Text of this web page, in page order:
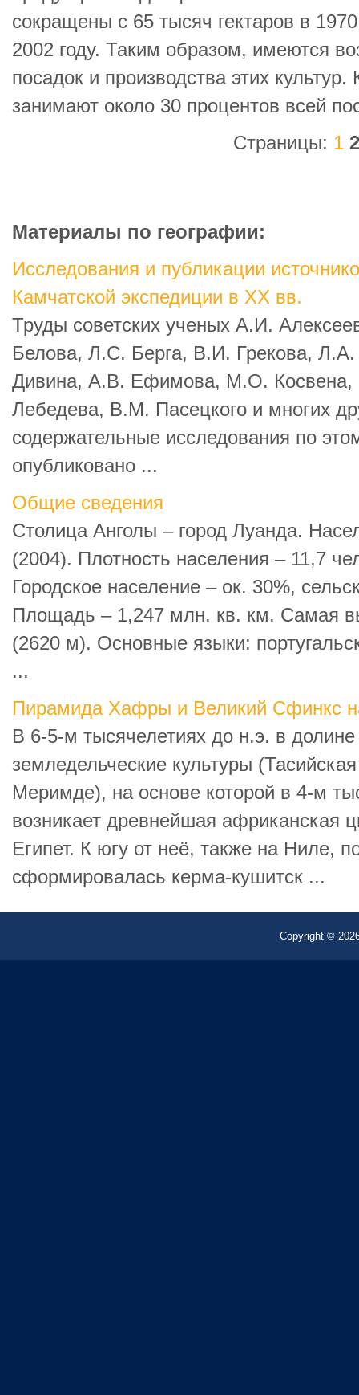
сокращены с 65 тысяч гектаров в
2002 году. Таким образом, имеются
посадок и производства этих
занимают около 30 процентов всей
Страницы: 1 2
Материалы по географии:
Исследования и публикации
Камчатской экспедиции в XX вв.
Труды советских ученых А.И.
Белова, Л.С. Берга, В.И. Грекова, Л.А.
Дивина, А.В. Ефимова, М.О. Косвена,
Лебедева, В.М. Пасецкого и многих
содержательные исследования по
опубликовано ...
Общие сведения
Столица Анголы – город Луанда.
(2004). Плотность населения – 11,7
Городское население – ок. 30%,
Площадь – 1,247 млн. кв. км. Самая
(2620 м). Основные языки:
...
Пирамида Хафры и Великий Сфинкс
В 6-5-м тысячелетиях до н.э. в
земледельческие культуры
Меримде), на основе которой в 4-м
возникает древнейшая африканская
Египет. К югу от неё, также на Ниле,
сформировалась керма-кушитск ...
Copyright ©